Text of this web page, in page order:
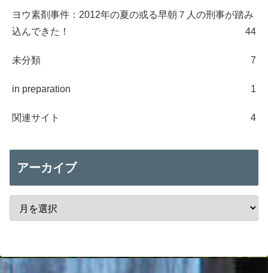
ヨウ素剤事件：2012年の夏の或る早朝７人の刑事が踏み
込んできた！
44
未分類 7
in preparation 1
関連サイト 4
アーカイブ